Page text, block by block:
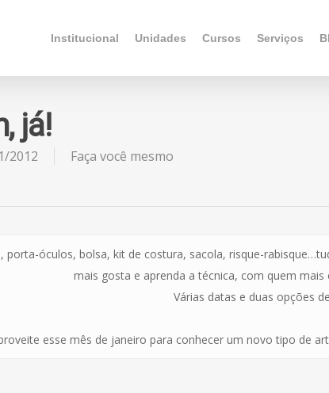
Institucional Unidades Cursos Serviços
já!
2012 Faça você mesmo
porta-óculos, bolsa, kit de costura, sacola, risque-
mais gosta e aprenda a técnica, com quem
Várias datas e duas opções
esse mês de janeiro para conhecer um novo tipo de